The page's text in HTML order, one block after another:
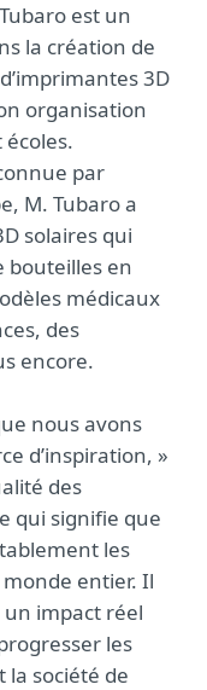
est un
la création de
3D
organisation
écoles.
par
M. Tubaro a
solaires qui
bouteilles en
médicaux
des
encore.
nous avons
d’inspiration, »
des
qui signifie que
les
entier. Il
un impact réel
les
société de